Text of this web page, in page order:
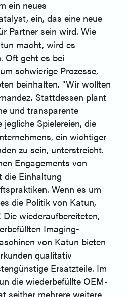
ein neues
ein, das eine neue
Partner sein wird. Wie
macht, wird es
Oft geht es bei
schwierige Prozesse,
beinhalten. "Wir wollten
Stattdessen plant
und transparente
Spielereien, die
ein wichtiger
zu sein, unterstreicht.
Engagements von
Einhaltung
Wenn es um
die Politik von Katun,
wiederaufbereiteten,
Imaging-
von Katun bieten
qualitativ
Ersatzteile. Im
die wiederbefüllte OEM-
seither mehrere weitere